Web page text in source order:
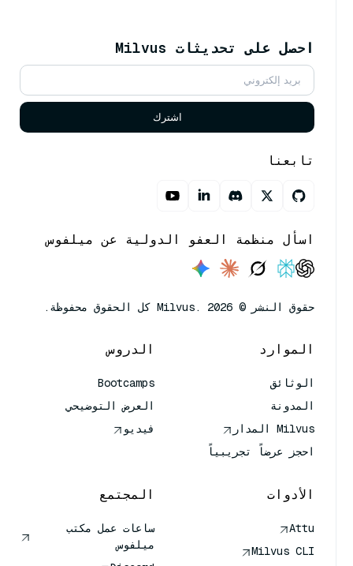
احصل على تحديثات Milvus
اشترك
تابعنا
اسأل منظمة العفو الدولية عن ميلفوس
حقوق النشر © Milvus. 2026 كل الحقوق محفوظة.
الموارد
الوثائق
المدونة
Milvus المدار
احجز عرضاً تجريبياً
الدروس
Bootcamps
العرض التوضيحي
فيديو
الأدوات
Attu
Milvus CLI
المجتمع
ساعات عمل مكتب
ميلفوس